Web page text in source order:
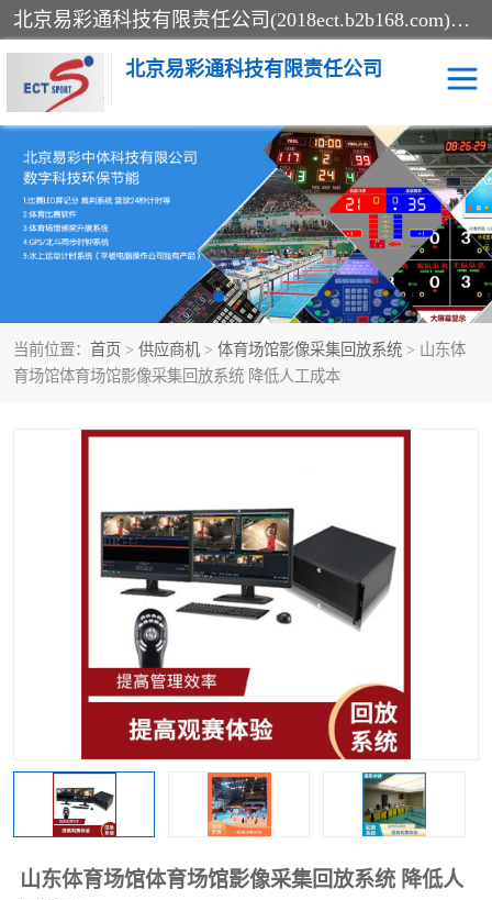
北京易彩通科技有限责任公司(2018ect.b2b168.com)主要提供陕西计时记分系统，全国统一热线：15611947915.北京易彩通科技有限责任公司有一支长期从事智能控制系统研发的高素质的队伍，具有嵌入式系统，视频系统、通信系统、网络系统，体育计时系统的知识和技能。强力打造体育比赛计时计分系统、智能升降旗系统、标准时钟系统、赛事编排及信息发布系统，为用户提供较新的，较廉价的，应用解决方案。
北京易彩通科技有限责任公司
当前位置： 首页 > 供应商机 > 体育场馆影像采集回放系统 > 山东体
育场馆体育场馆影像采集回放系统 降低人工成本
山东体育场馆体育场馆影像采集回放系统 降低人
记分系统 游泳计时系统
智能颁奖旗系统 GPS同步时钟系统
计时计分及成绩处理系统 计时记分系统
体育场馆影像采集回放系 游泳馆水下摄影采集救生